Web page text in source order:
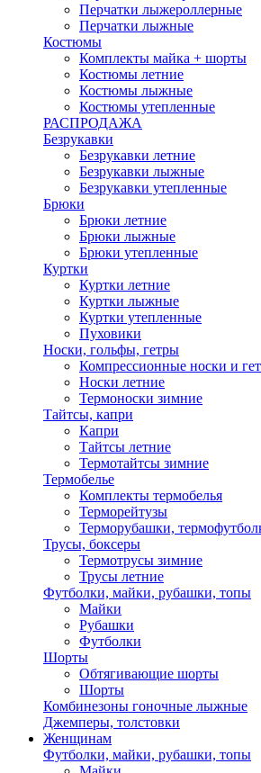
Перчатки лыжероллерные
Перчатки лыжные
Костюмы
Комплекты майка + шорты
Костюмы летние
Костюмы лыжные
Костюмы утепленные
РАСПРОДАЖА
Безрукавки
Безрукавки летние
Безрукавки лыжные
Безрукавки утепленные
Брюки
Брюки летние
Брюки лыжные
Брюки утепленные
Куртки
Куртки летние
Куртки лыжные
Куртки утепленные
Пуховики
Носки, гольфы, гетры
Компрессионные носки и
Носки летние
Термоноски зимние
Тайтсы, капри
Капри
Тайтсы летние
Термотайтсы зимние
Термобелье
Комплекты термобелья
Терморейтузы
Терморубашки,
Трусы, боксеры
Термотрусы зимние
Трусы летние
Футболки, майки, рубашки, топы
Майки
Рубашки
Футболки
Шорты
Обтягивающие шорты
Шорты
Комбинезоны гоночные лыжные
Джемперы, толстовки
Женщинам
Футболки, майки, рубашки, топы